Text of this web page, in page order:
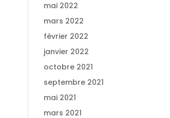
mai 2022
mars 2022
février 2022
janvier 2022
octobre 2021
septembre 2021
mai 2021
mars 2021